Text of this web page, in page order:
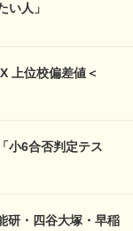
い人」
上位校偏差値＜
小6合否判定テス
研・四谷大塚・早稲